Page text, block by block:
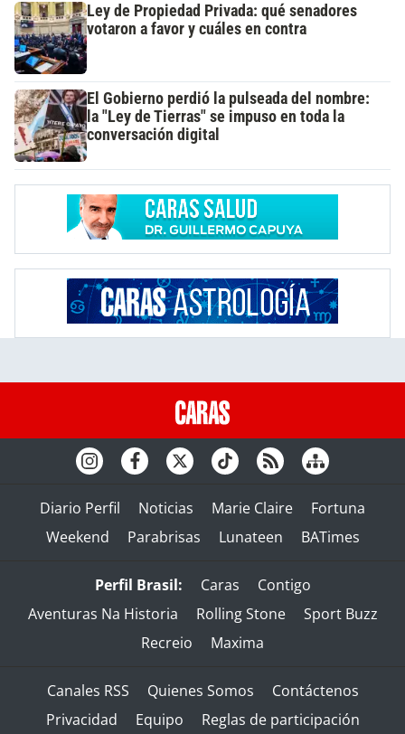
Ley de Propiedad Privada: qué senadores
votaron a favor y cuáles en contra
El Gobierno perdió la pulseada del nombre:
la "Ley de Tierras" se impuso en toda la
conversación digital
Diario Perfil Noticias Marie Claire
Fortuna
Weekend
Parabrisas Lunateen BATimes
Perfil Brasil: Caras
Contigo
Aventuras Na Historia
Rolling Stone
Sport Buzz
Recreio
Maxima
Canales RSS Quienes Somos
Contáctenos
Privacidad
Equipo Reglas de participación